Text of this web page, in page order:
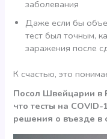
заболевания
Даже если бы
тест был точным,
заражения после
К счастью, это
Посол Швейцарии в
что тесты на
решения о въезде в